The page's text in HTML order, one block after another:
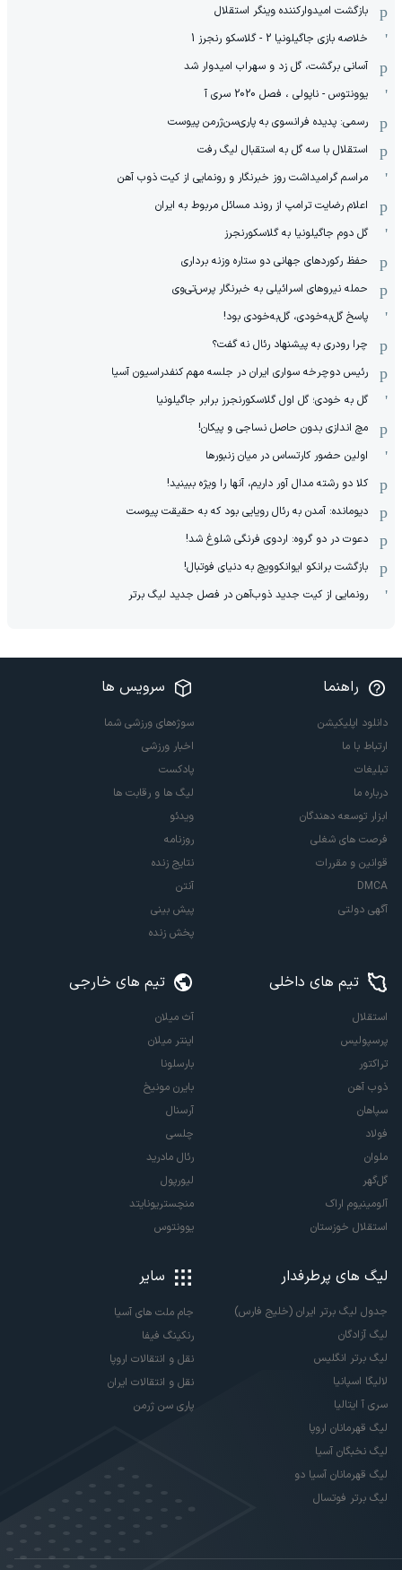
بازگشت امیدوارکننده وینگر استقلال
خلاصه بازی جاگیلونیا 2 - گلاسکو رنجرز 1
آسانی برگشت، گل زد و سهراب امیدوار شد
یوونتوس - ناپولی ، فصل 2020 سری آ
رسمی: پدیده فرانسوی به پاری‌سن‌ژرمن پیوست
استقلال با سه گل به استقبال لیگ رفت
مراسم گرامیداشت روز خبرنگار و رونمایی از کیت ذوب آهن
اعلام رضایت ترامپ از روند مسائل مربوط به ایران
گل دوم جاگیلونیا به گلاسکورنجرز
حفظ رکوردهای جهانی دو ستاره وزنه برداری
حمله نیروهای اسرائیلی به خبرنگار پرس‌تی‌وی
پاسخ گل‌به‌خودی، گل‌به‌خودی بود!
چرا رودری به پیشنهاد رئال نه گفت؟
رئیس دوچرخه سواری ایران در جلسه مهم کنفدراسیون آسیا
گل به خودی؛ گل اول گلاسکورنجرز برابر جاگیلونیا
مچ اندازی بدون حاصل نساجی و پیکان!
اولین حضور کارتساس در میان زنبورها
کلا دو‌ رشته مدال آور داریم، آنها را ویژه ببینید!
دیومانده: آمدن به رئال رویایی بود که به حقیقت پیوست
دعوت در دو گروه: اردوی فرنگی شلوغ شد!
بازگشت برانکو ایوانکوویچ به دنیای فوتبال!
رونمایی از کیت جدید ذوب‌آهن در فصل جدید لیگ برتر
راهنما
دانلود اپلیکیشن
ارتباط با ما
تبلیغات
درباره ما
ابزار توسعه دهندگان
فرصت های شغلی
قوانین و مقررات
DMCA
آگهی دولتی
سرویس ها
سوژه‌های ورزشی شما
اخبار ورزشی
پادکست
لیگ ها و رقابت ها
ویدئو
روزنامه
نتایج زنده
آنتن
پیش بینی
پخش زنده
تیم های داخلی
استقلال
پرسپولیس
تراکتور
ذوب آهن
سپاهان
فولاد
ملوان
گل‌گهر
آلومینیوم اراک
استقلال خوزستان
تیم های خارجی
آث میلان
اینتر میلان
بارسلونا
بایرن مونیخ
آرسنال
چلسی
رئال مادرید
لیورپول
منچستریونایتد
یوونتوس
لیگ های پرطرفدار
جدول لیگ برتر ایران (خلیج فارس)
لیگ آزادگان
لیگ برتر انگلیس
لالیگا اسپانیا
سری آ ایتالیا
لیگ قهرمانان اروپا
لیگ نخبگان آسیا
لیگ قهرمانان آسیا دو
لیگ برتر فوتسال
سایر
جام ملت های آسیا
رنکینگ فیفا
نقل و انتقالات اروپا
نقل و انتقالات ایران
پاری سن ژرمن